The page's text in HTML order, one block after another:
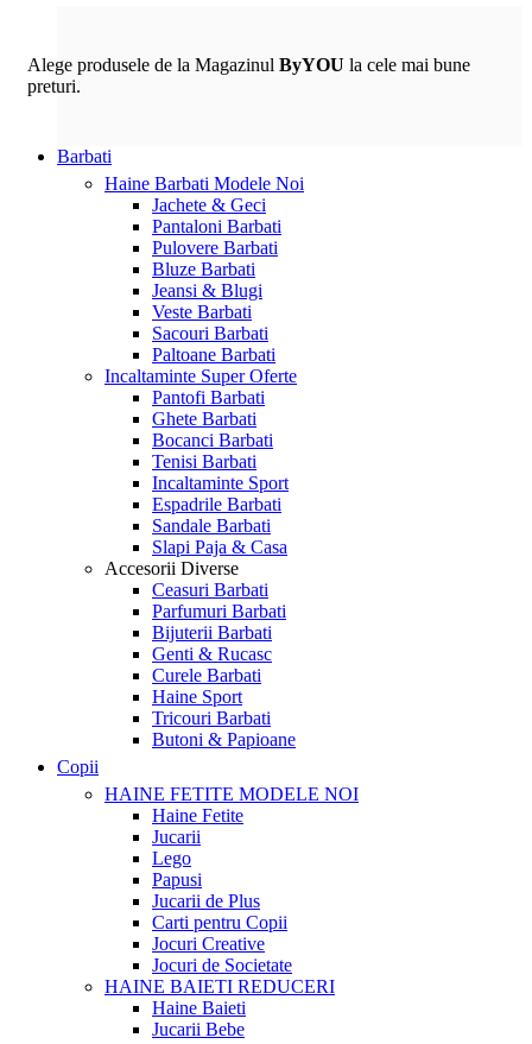
Alege produsele de la Magazinul ByYOU la cele mai bune
preturi.
Barbati
Haine Barbati Modele Noi
Jachete & Geci
Pantaloni Barbati
Pulovere Barbati
Bluze Barbati
Jeansi & Blugi
Veste Barbati
Sacouri Barbati
Paltoane Barbati
Incaltaminte Super Oferte
Pantofi Barbati
Ghete Barbati
Bocanci Barbati
Tenisi Barbati
Incaltaminte Sport
Espadrile Barbati
Sandale Barbati
Slapi Paja & Casa
Accesorii Diverse
Ceasuri Barbati
Parfumuri Barbati
Bijuterii Barbati
Genti & Rucasc
Curele Barbati
Haine Sport
Tricouri Barbati
Butoni & Papioane
Copii
HAINE FETITE MODELE NOI
Haine Fetite
Jucarii
Lego
Papusi
Jucarii de Plus
Carti pentru Copii
Jocuri Creative
Jocuri de Societate
HAINE BAIETI REDUCERI
Haine Baieti
Jucarii Bebe